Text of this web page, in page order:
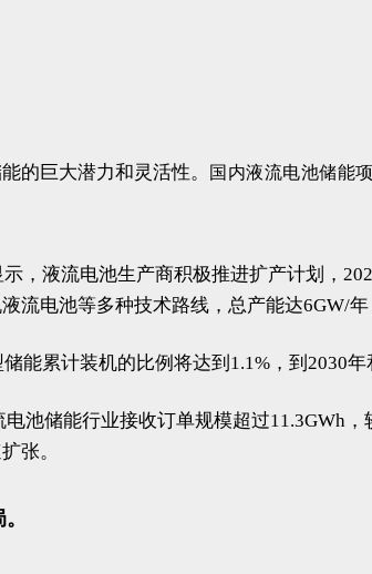
的巨大潜力和灵活性。 国内液流电池储能
，液流电池生产商积极推进扩产计划，
电池等多种技术路线，总产能达6GW/
能累计装机的比例将达到1.1%，到2030年
池储能行业接收订单规模超过11.3GWh
张。